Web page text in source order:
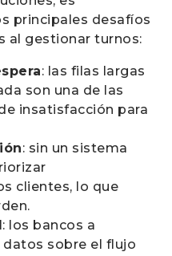
principales desafíos
al gestionar turnos:
: las filas largas
son una de las
insatisfacción para
: sin un sistema
clientes, lo que
: los bancos a
sobre el flujo